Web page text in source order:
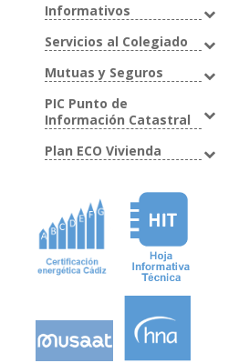
Informativos
Servicios al Colegiado
Mutuas y Seguros
PIC Punto de
Información Catastral
Plan ECO Vivienda